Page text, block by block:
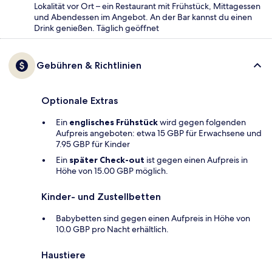
Lokalität vor Ort – ein Restaurant mit Frühstück, Mittagessen
und Abendessen im Angebot. An der Bar kannst du einen
Drink genießen. Täglich geöffnet
Gebühren & Richtlinien
Optionale Extras
Ein englisches Frühstückwird gegen folgenden
Aufpreis angeboten: etwa 15 GBP für Erwachsene und
7.95 GBP für Kinder
Ein später Check-out ist gegen einen Aufpreis in
Höhe von 15.00 GBP möglich.
Kinder- und Zustellbetten
Babybetten sind gegen einen Aufpreis in Höhe von
10.0 GBP pro Nacht erhältlich.
Haustiere